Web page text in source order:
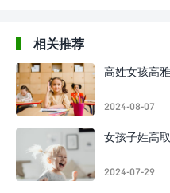
相关推荐
高姓女孩高
2024-08-07
女孩子姓高
2024-07-29